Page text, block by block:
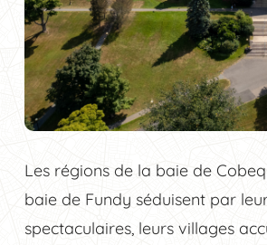
Les régions de la baie de
baie de Fundy séduisent par
spectaculaires, leurs villages